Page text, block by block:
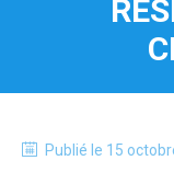
Publié le 15